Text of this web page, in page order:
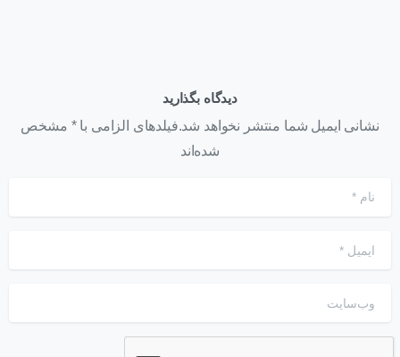
دیدگاه بگذارید
نشانی ایمیل شما منتشر نخواهد شد.فیلدهای الزامی با * مشخص
شده‌اند
*
ایمیل
وب‌سایت